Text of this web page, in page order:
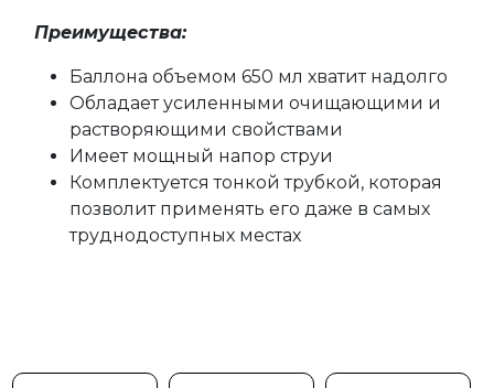
Преимущества:
Баллона объемом 650 мл хватит надолго
Обладает усиленными очищающими и
растворяющими свойствами
Имеет мощный напор струи
Комплектуется тонкой трубкой, которая
позволит применять его даже в самых
труднодоступных местах